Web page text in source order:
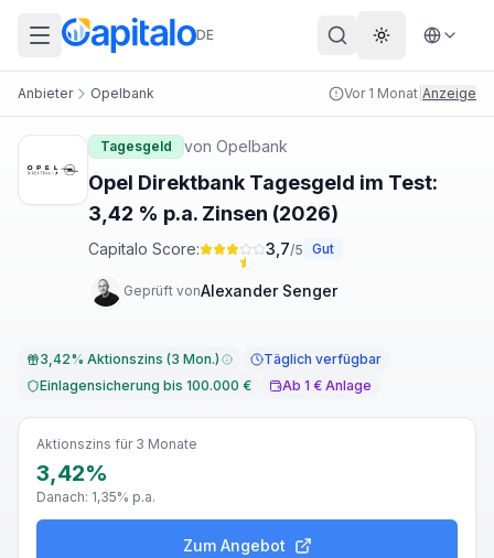
DE Theme
Anbieter Opelbank Vor 1 Monat Anzeige
Tagesgeld von Opelbank
Opel Direktbank Tagesgeld im Test:
3,42 % p.a. Zinsen (2026)
Capitalo Score: 3,7/5 Gut
Geprüft vonAlexander Senger
3,42% Aktionszins (3 Mon.)
Täglich verfügbar
Einlagensicherung bis 100.000 €
Ab 1 € Anlage
Aktionszins für 3 Monate
3,42%
Danach: 1,35% p.a.
Zum Angebot